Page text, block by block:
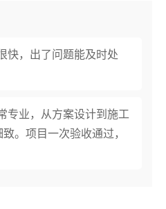
快，出了问题能及时处
专业，从方案设计到施工
。项目一次验收通过，